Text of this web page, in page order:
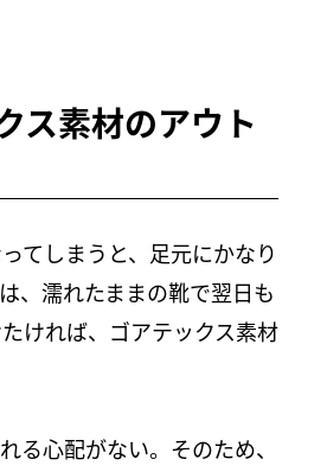
ス素材のアウト
てしまうと、足元にかなり
、濡れたままの靴で翌日も
ければ、ゴアテックス素材
る心配がない。そのため、